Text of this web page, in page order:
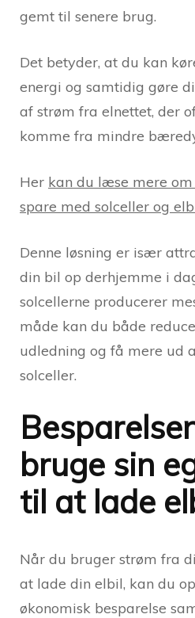
gemt til senere brug.
Det betyder, at du kan
energi og samtidig gøre
af strøm fra elnettet, der
komme fra mindre
Her kan du læse mere
spare med solceller og
Denne løsning er især
din bil op derhjemme i
solcellerne producerer
måde kan du både
udledning og få mere ud
solceller.
bruge sin
til at lade
Når du bruger strøm fra
at lade din elbil, kan du
økonomisk besparelse